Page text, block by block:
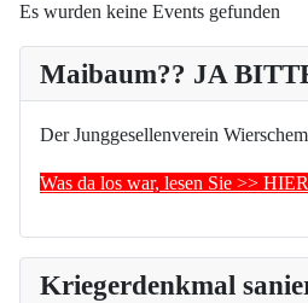
Maibaum?? JA
Der Junggesellenverein
Was da los war, lesen Sie >>
Kriegerdenkmal
Es wurden keine Events gefunden